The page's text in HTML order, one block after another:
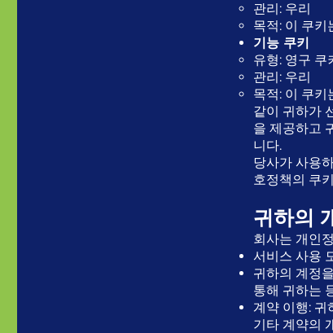
관리: 우리
목적: 이 쿠
기능 쿠키
유형: 영구 쿠
관리: 우리
목적: 이 쿠
같이 귀하가
을 제공하고
니다.
당사가 사용
호정책의 쿠
귀하의
회사는 개인
서비스 사용
귀하의 계정
통해 귀하는
계약 이행:
기타 계약의